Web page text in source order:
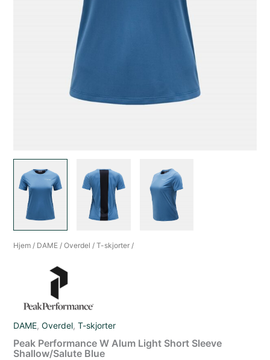
Hjem / DAME /Overdel /T-skjorter /
DAME,Overdel,T-skjorter
Peak Performance W Alum Light Short Sleeve
Shallow/Salute Blue